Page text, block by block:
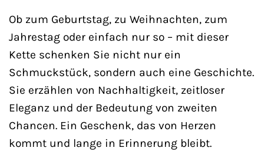
Ob zum Geburtstag, zu Weihnachten, zum
Jahrestag oder einfach nur so – mit dieser
Kette schenken Sie nicht nur ein
Schmuckstück, sondern auch eine Geschichte.
Sie erzählen von Nachhaltigkeit, zeitloser
Eleganz und der Bedeutung von zweiten
Chancen. Ein Geschenk, das von Herzen
kommt und lange in Erinnerung bleibt.